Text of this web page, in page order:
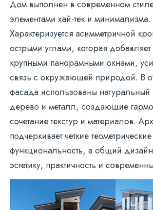
Дом выполнен в современном
элементами хай-тек и минимализма.
Характеризуется асимметричной
острыми углами, которая
крупными панорамными окнами,
связь с окружающей природой. В
фасада использованы натуральный
дерево и металл, создающие
сочетание текстур и материалов.
подчеркивает четкие
функциональность, а общий дизайн
эстетику, практичность и